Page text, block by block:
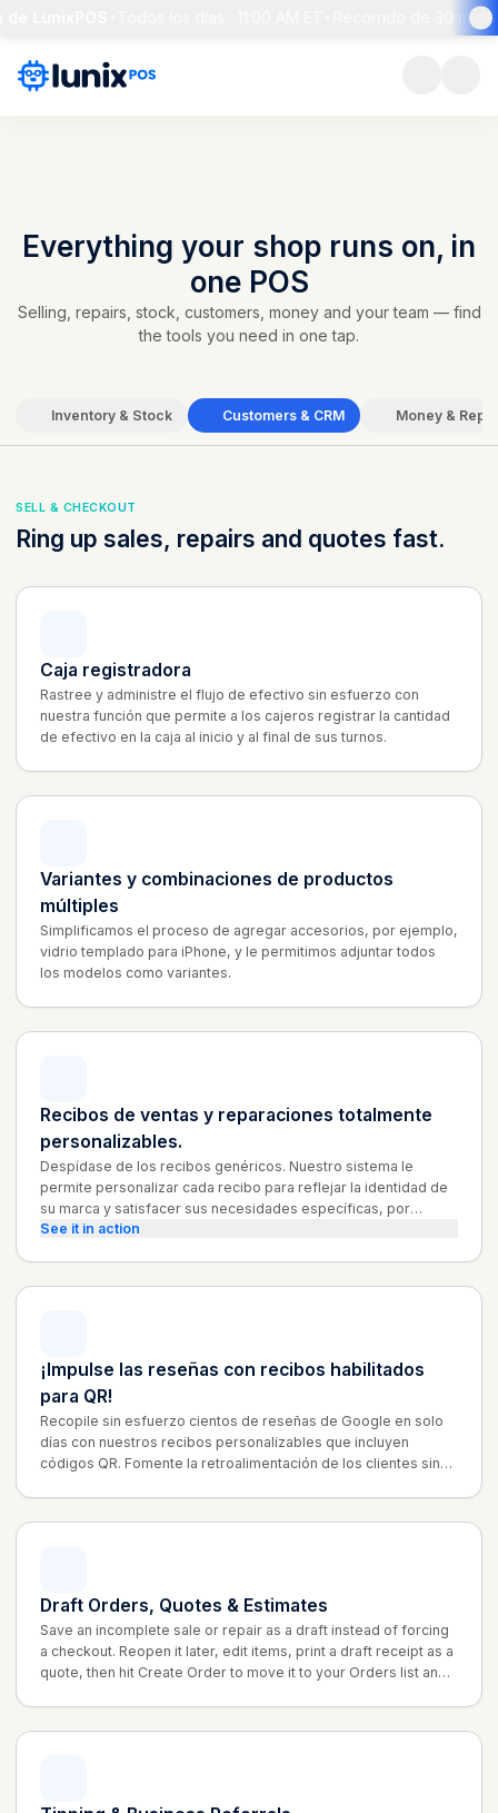
Recorrido de 30 min +
Everything your shop runs on, in
one POS
Selling, repairs, stock, customers, money and your team — find
the tools you need in one tap.
Inventory & Stock Customers & CRM Money &
SELL & CHECKOUT
Ring up sales, repairs and quotes fast.
Caja registradora
Rastree y administre el flujo de efectivo sin esfuerzo con
nuestra función que permite a los cajeros registrar la cantidad
de efectivo en la caja al inicio y al final de sus turnos.
Variantes y combinaciones de productos
múltiples
Simplificamos el proceso de agregar accesorios, por ejemplo,
vidrio templado para iPhone, y le permitimos adjuntar todos
los modelos como variantes.
Recibos de ventas y reparaciones totalmente
personalizables.
Despídase de los recibos genéricos. Nuestro sistema le
permite personalizar cada recibo para reflejar la identidad de
su marca y satisfacer sus necesidades específicas, por
ejemplo, agregar su reseña de Google o sitio web como un
See it in action
¡Impulse las reseñas con recibos habilitados
para QR!
Recopile sin esfuerzo cientos de reseñas de Google en solo
días con nuestros recibos personalizables que incluyen
códigos QR. Fomente la retroalimentación de los clientes sin
Draft Orders, Quotes & Estimates
Save an incomplete sale or repair as a draft instead of forcing
a checkout. Reopen it later, edit items, print a draft receipt as a
quote, then hit Create Order to move it to your Orders list and